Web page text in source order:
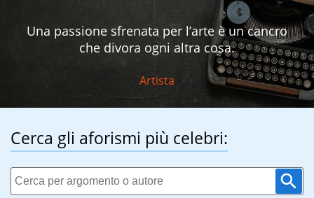
Una passione sfrenata per l’arte è un cancro
che divora ogni altra cosa.
Artista
Cerca gli aforismi più celebri: